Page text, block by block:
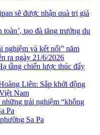
sẽ được nhận quà trị giá
tạo đà tăng trưởng du
nghiệm và kết nối” năm
ra ngày 21/6/2026
tầng chiến lược thúc đẩy
Liên: Sắp khởi động
Nam
trải nghiệm “không
Pa
Sa Pa